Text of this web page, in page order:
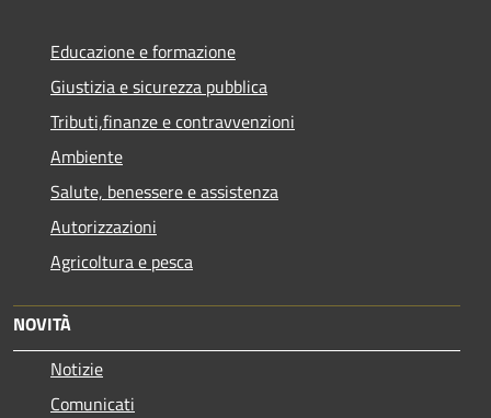
Educazione e formazione
Giustizia e sicurezza pubblica
Tributi,finanze e contravvenzioni
Ambiente
Salute, benessere e assistenza
Autorizzazioni
Agricoltura e pesca
NOVITÀ
Notizie
Comunicati